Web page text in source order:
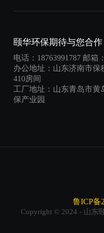
颐华环保期待与您合作
电话：18763991787 邮箱：
办公地址：山东济南市保
410房间
工厂地址：山东青岛市黄
保产业园
鲁ICP备
Copyright © 2024 - 山东